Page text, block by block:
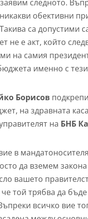
следното.
обективни
са допустими
не е акт, който
на самия
именно с
Борисов
на здравната
на БНБ
в
да вземем
вашето
той трябва да
всичко вие